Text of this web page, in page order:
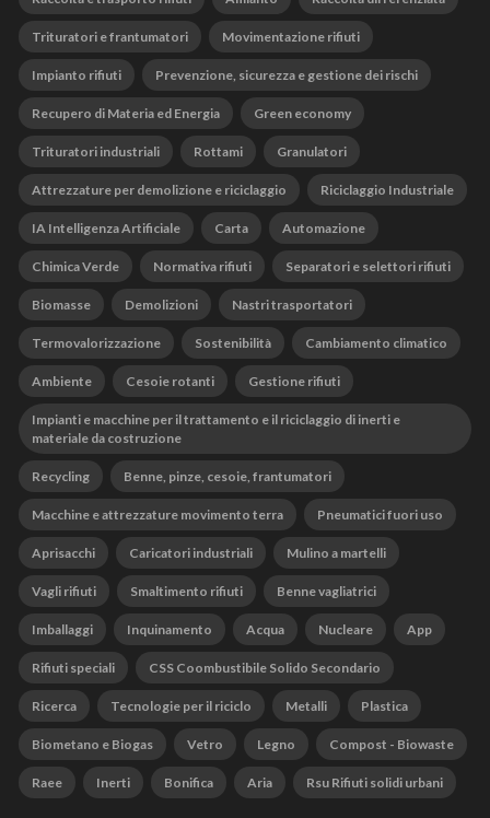
Trituratori e frantumatori Movimentazione rifiuti
Impianto rifiuti Prevenzione, sicurezza e gestione dei rischi
Recupero di Materia ed Energia Green economy
Trituratori industriali Rottami Granulatori
Attrezzature per demolizione e riciclaggio Riciclaggio Industriale
IA Intelligenza Artificiale Carta Automazione
Chimica Verde Normativa rifiuti Separatori e selettori rifiuti
Biomasse Demolizioni Nastri trasportatori
Termovalorizzazione Sostenibilità Cambiamento climatico
Ambiente Cesoie rotanti Gestione rifiuti
Impianti e macchine per il trattamento e il riciclaggio di inerti e
materiale da costruzione
Recycling Benne, pinze, cesoie, frantumatori
Macchine e attrezzature movimento terra Pneumatici fuori uso
Aprisacchi Caricatori industriali Mulino a martelli
Vagli rifiuti Smaltimento rifiuti Benne vagliatrici
Imballaggi Inquinamento Acqua Nucleare App
Rifiuti speciali CSS Coombustibile Solido Secondario
Ricerca Tecnologie per il riciclo Metalli Plastica
Biometano e Biogas Vetro Legno Compost - Biowaste
Raee Inerti Bonifica Aria Rsu Rifiuti solidi urbani